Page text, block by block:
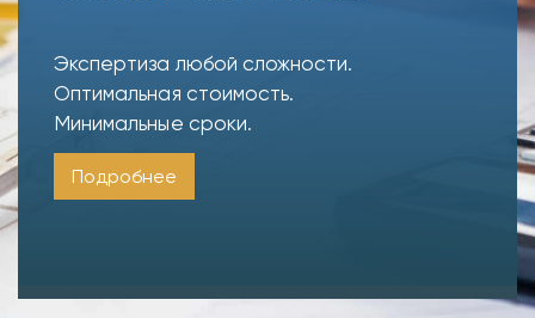
Экспертиза любой сложности.
Оптимальная стоимость.
Минимальные сроки.
Подробнее